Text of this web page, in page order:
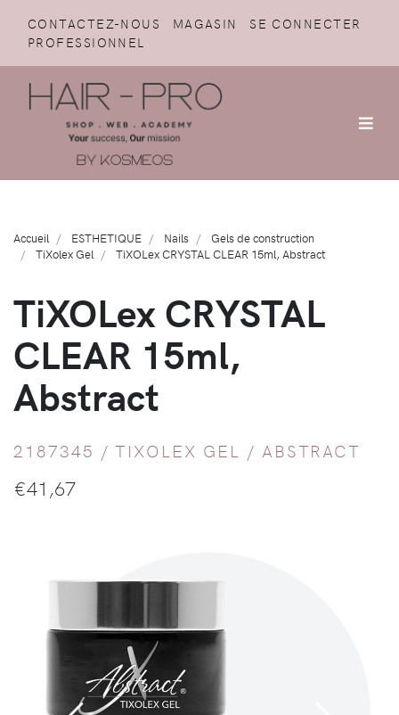
CONTACTEZ-NOUS MAGASIN
SE CONNECTER
PROFESSIONNEL
Accueil ESTHETIQUE Nails
Gels de construction
TiXolex Gel
TiXOLex CRYSTAL CLEAR 15ml, Abstract
TiXOLex CRYSTAL
CLEAR 15ml,
Abstract
2187345 /TIXOLEX GEL / ABSTRACT
€41,67